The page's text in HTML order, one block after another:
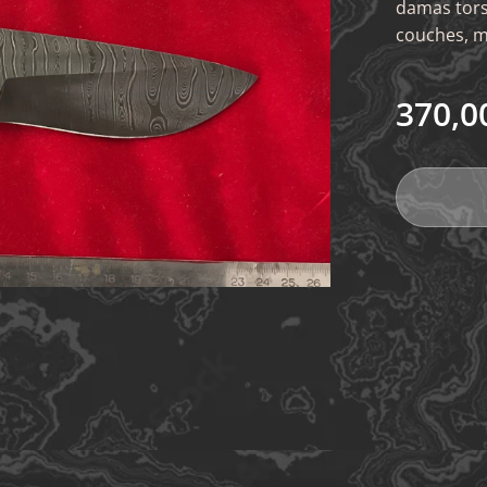
damas
couches,